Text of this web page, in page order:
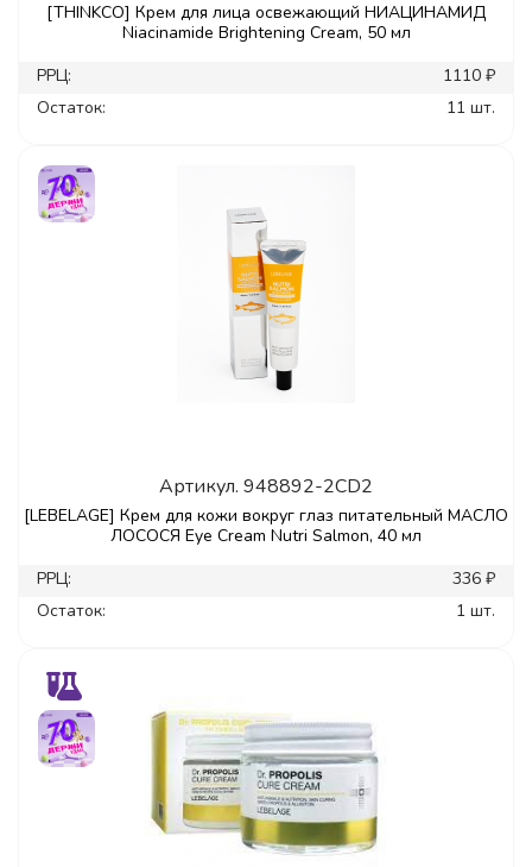
[THINKCO] Крем для лица освежающий НИАЦИНАМИД
Niacinamide Brightening Cream, 50 мл
РРЦ:
1110 ₽
Остаток:
11 шт.
Артикул. 948892-2CD2
[LEBELAGE] Крем для кожи вокруг глаз питательный МАСЛО
ЛОСОСЯ Eye Cream Nutri Salmon, 40 мл
РРЦ:
336 ₽
Остаток:
1 шт.